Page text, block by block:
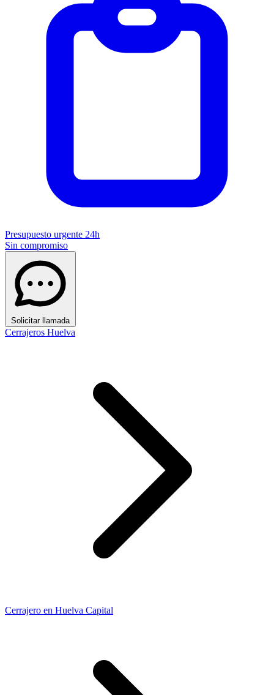
Presupuesto urgente 24h
Sin compromiso
Solicitar llamada
Cerrajeros Huelva
Cerrajero en Huelva Capital